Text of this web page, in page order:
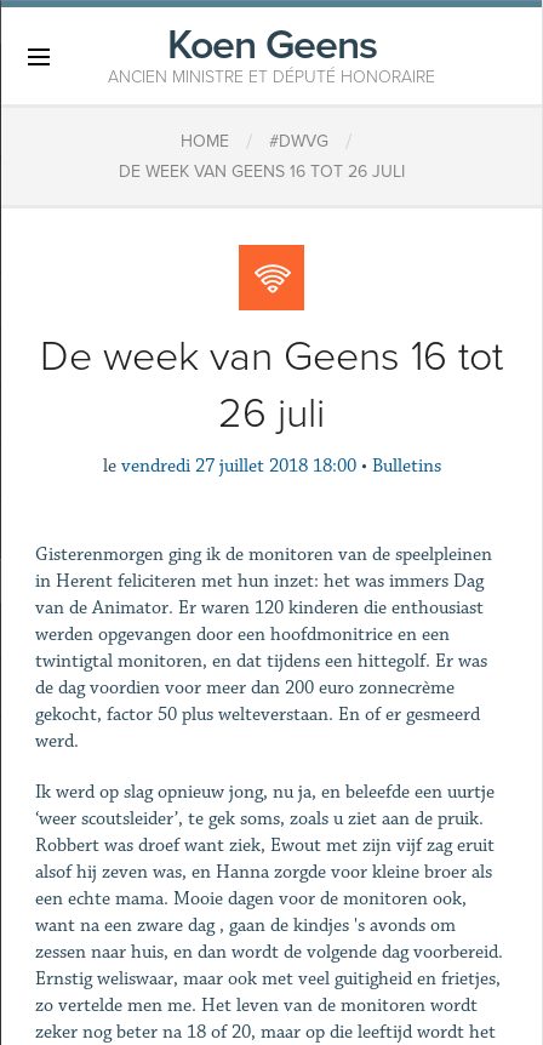
Koen Geens
ANCIEN MINISTRE ET DÉPUTÉ HONORAIRE
HOME / #DWVG /
DE WEEK VAN GEENS 16 TOT 26 JULI
De week van Geens 16 tot
26 juli
le vendredi 27 juillet 2018 18:00 • Bulletins
Gisterenmorgen ging ik de monitoren van de speelpleinen
in Herent feliciteren met hun inzet: het was immers Dag
van de Animator. Er waren 120 kinderen die enthousiast
werden opgevangen door een hoofdmonitrice en een
twintigtal monitoren, en dat tijdens een hittegolf. Er was
de dag voordien voor meer dan 200 euro zonnecrème
gekocht, factor 50 plus welteverstaan. En of er gesmeerd
werd.
Ik werd op slag opnieuw jong, nu ja, en beleefde een uurtje
‘weer scoutsleider’, te gek soms, zoals u ziet aan de pruik.
Robbert was droef want ziek, Ewout met zijn vijf zag eruit
alsof hij zeven was, en Hanna zorgde voor kleine broer als
een echte mama. Mooie dagen voor de monitoren ook,
want na een zware dag , gaan de kindjes 's avonds om
zessen naar huis, en dan wordt de volgende dag voorbereid.
Ernstig weliswaar, maar ook met veel guitigheid en frietjes,
zo vertelde men me. Het leven van de monitoren wordt
zeker nog beter na 18 of 20, maar op die leeftijd wordt het